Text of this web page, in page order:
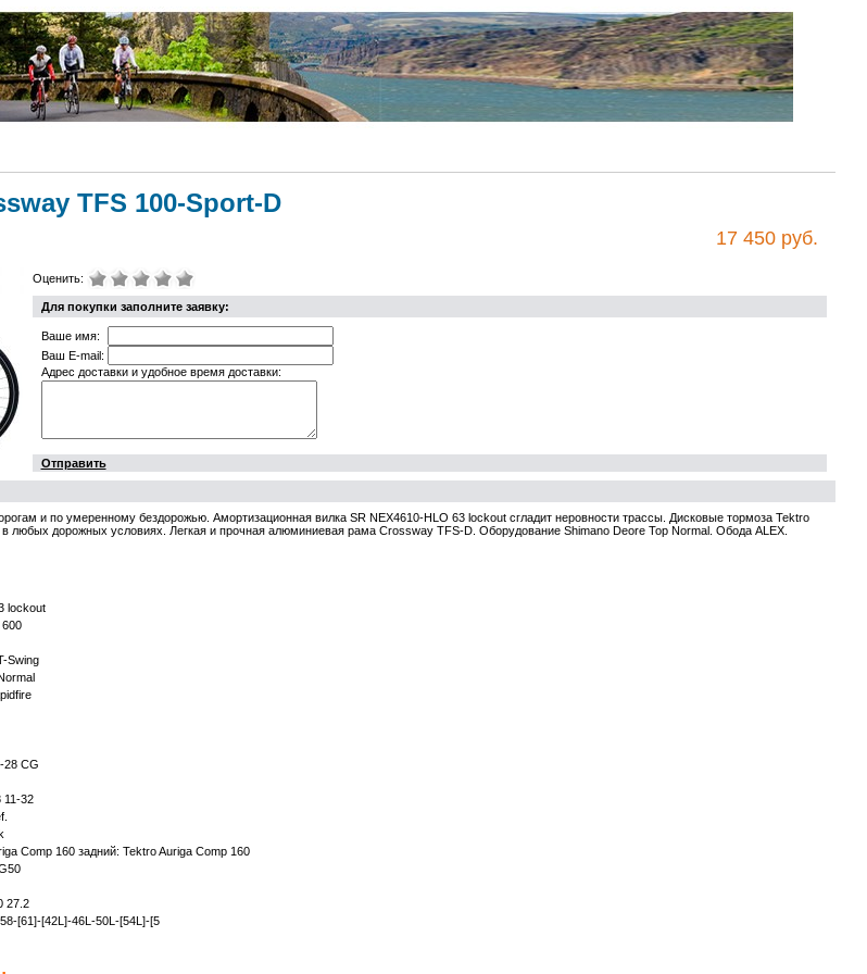
TFS 100-Sport-D
17 450 руб.
Оценить:
Для покупки заполните заявку:
Ваше имя:
Ваш E-mail:
Адрес доставки и удобное время доставки:
Отправить
и по умеренному бездорожью. Амортизационная вилка SR NEX4610-HLO 63 lockout сгладит неровности трассы. Дисковые тормоза Tektro
любых дорожных условиях. Легкая и прочная алюминиевая рама Crossway TFS-D. Оборудование Shimano Deore Top Normal. Обода ALEX.
lockout
Swing
28 CG
11-32
Comp 160 задний: Tektro Auriga Comp 160
27.2
[61]-[42L]-46L-50L-[54L]-[5